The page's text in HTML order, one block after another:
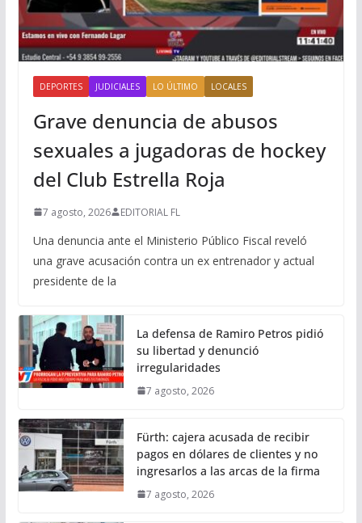
DEPORTES JUDICIALES LO ÚLTIMO LOCALES
Grave denuncia de abusos
sexuales a jugadoras de hockey
del Club Estrella Roja
7 agosto, 2026 EDITORIAL FL
Una denuncia ante el Ministerio Público Fiscal reveló
una grave acusación contra un ex entrenador y actual
presidente de la
La defensa de Ramiro Petros pidió
su libertad y denunció
irregularidades
7 agosto, 2026
Fürth: cajera acusada de recibir
pagos en dólares de clientes y no
ingresarlos a las arcas de la firma
7 agosto, 2026